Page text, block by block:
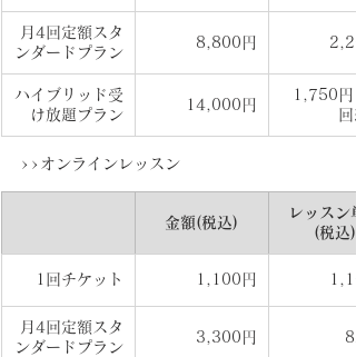
月4回定額スタ
ンダードプラン
8,800円
ハイブリッド受
け放題プラン
14,000円
1,750円
>>オンラインレッスン
金額(税込)
レッスン
(税込)
1回チケット 1,100円
月4回定額スタ
ンダードプラン
3,300円